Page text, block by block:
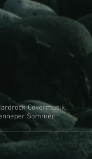
Covermusik
Sommer